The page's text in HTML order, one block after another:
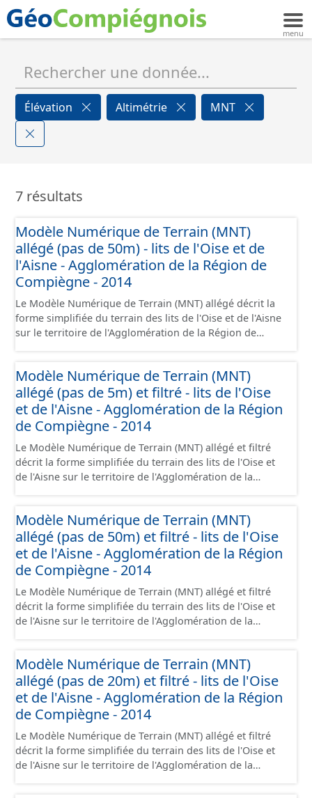
Élévation Altimétrie MNT
7 résultats
Modèle Numérique de Terrain (MNT)
allégé (pas de 50m) - lits de l'Oise et de
l'Aisne - Agglomération de la Région de
Compiègne - 2014
Le Modèle Numérique de Terrain (MNT) allégé décrit la
forme simplifiée du terrain des lits de l'Oise et de l'Aisne
sur le territoire de l'Agglomération de la Région de
MNT LiDAR haute résolution à 50cm par la méthode des
plus proches voisins. L'altimétrie a été obtenue par un
lever LIDAR le 06/03/2014 avec une précision de 10 cm
(RMS Z=10cm).
Modèle Numérique de Terrain (MNT)
allégé (pas de 5m) et filtré - lits de l'Oise
et de l'Aisne - Agglomération de la Région
de Compiègne - 2014
Le Modèle Numérique de Terrain (MNT) allégé et filtré
décrit la forme simplifiée du terrain des lits de l'Oise et
de l'Aisne sur le territoire de l'Agglomération de la
d'eau. Il est issu du ré-échantillonnage du MNT LiDAR
haute résolution à 50cm par la méthode des plus
proches voisins. L'altimétrie a été obtenue par un lever
LIDAR le 06/03/2014 avec une précision de 10 cm (RMS
Z=10cm).
Modèle Numérique de Terrain (MNT)
allégé (pas de 50m) et filtré - lits de l'Oise
et de l'Aisne - Agglomération de la Région
de Compiègne - 2014
Le Modèle Numérique de Terrain (MNT) allégé et filtré
décrit la forme simplifiée du terrain des lits de l'Oise et
de l'Aisne sur le territoire de l'Agglomération de la
d'eau. Il est issu du ré-échantillonnage du MNT LiDAR
haute résolution à 50cm par la méthode des plus
proches voisins. L'altimétrie a été obtenue par un lever
LIDAR le 06/03/2014 avec une précision de 10 cm (RMS
Z=10cm).
Modèle Numérique de Terrain (MNT)
allégé (pas de 20m) et filtré - lits de l'Oise
et de l'Aisne - Agglomération de la Région
de Compiègne - 2014
Le Modèle Numérique de Terrain (MNT) allégé et filtré
décrit la forme simplifiée du terrain des lits de l'Oise et
de l'Aisne sur le territoire de l'Agglomération de la